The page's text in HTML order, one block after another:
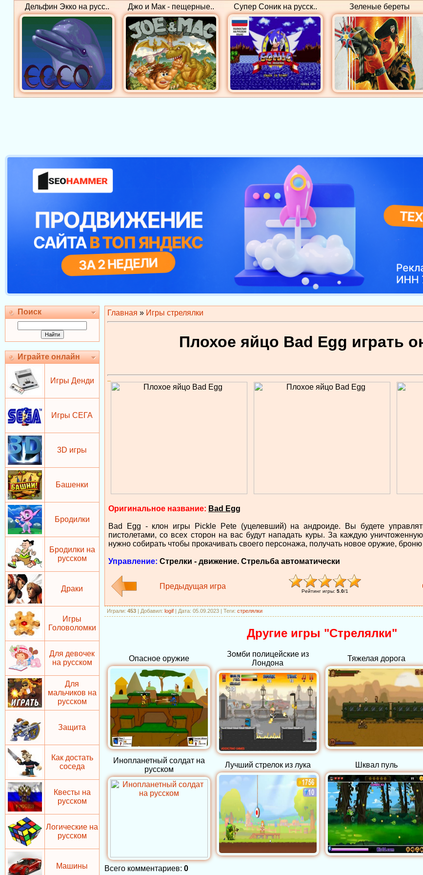
Дельфин Экко на русс.. Джо и Мак - пещерные.. Супер Соник на русск.. Зеленые береты
Поиск
Играйте онлайн
Игры Денди
Игры СЕГА
3D игры
Башенки
Бродилки
Бродилки на
русском
Драки
Игры
Головоломки
Для девочек
на русском
Для
мальчиков на
русском
Защита
Как достать
соседа
Квесты на
русском
Логические на
русском
Машины
Главная » Игры стрелялки
Плохое яйцо Bad Egg играть
Оригинальное название: Bad Egg
Bad Egg - клон игры Pickle Pete (уцелевший) на андроиде. Вы будете
пистолетами, со всех сторон на вас будут нападать куры. За каждую
нужно собирать чтобы прокачивать своего персонажа, получать новое оружие, броню
Управление: Стрелки - движение. Стрельба автоматически
Предыдущая игра
Рейтинг игры: 5.0/1
Играли: 453 | Добавил: logif | Дата: 05.09.2023 | Теги: стрелялки
Другие игры "Стрелялки"
Опасное оружие
Зомби полицейские из
Лондона
Тяжелая дорога
Инопланетный солдат на
русском
Лучший стрелок из лука Шквал пуль
Всего комментариев: 0